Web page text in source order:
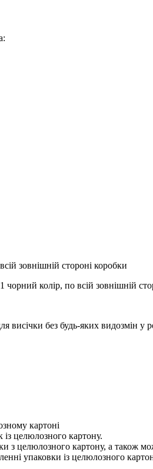
зовнішній стороні коробки
колір, по всій зовнішній
висічки без будь-яких видозмін
картоні
целюлозного картону.
з целюлозного картону, а також
упаковки із целюлозного